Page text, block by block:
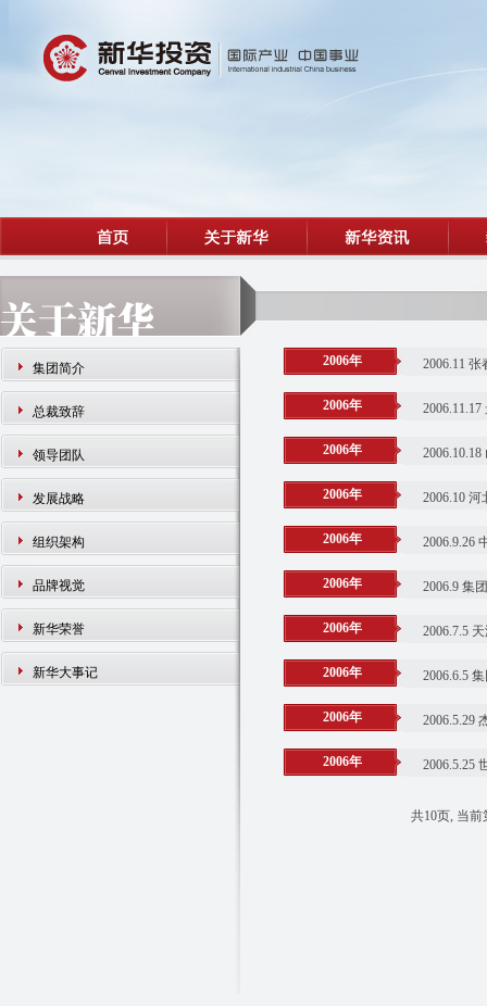
集团简介
总裁致辞
领导团队
发展战略
组织架构
品牌视觉
新华荣誉
新华大事记
2006年 2006.11
2006年
2006年
2006年 2006.10
2006年 2006.9.26
2006年 2006.9 集
2006年 2006.7.5
2006年 2006.6.5
2006年 2006.5.29
2006年 2006.5.25
共10页, 当